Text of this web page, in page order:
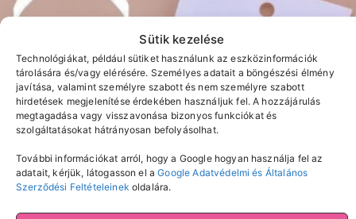
Sütik kezelése
Technológiákat, például sütiket használunk az eszközinformációk
tárolására és/vagy elérésére. Személyes adatait a böngészési élmény
javítása, valamint személyre szabott és nem személyre szabott
hirdetések megjelenítése érdekében használjuk fel. A hozzájárulás
megtagadása vagy visszavonása bizonyos funkciókat és
szolgáltatásokat hátrányosan befolyásolhat.
További információkat arról, hogy a Google hogyan használja fel az
adatait, kérjük, látogasson el aGoogle Adatvédelmi és Általános
Szerződési Feltételeinek oldalára.